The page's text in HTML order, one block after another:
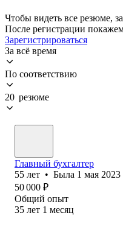
Чтобы видеть все резюме,
После регистрации
Зарегистрироваться
За всё время
По соответствию
20 резюме
Главный бухгалтер
55 лет • Была 1 мая 2023
50 000 ₽
Общий опыт
35 лет 1 месяц